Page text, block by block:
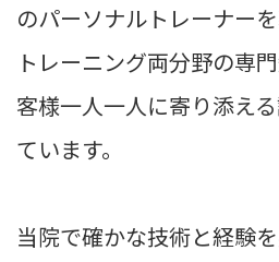
のパーソナルトレーナー
トレーニング両分野の専
客様一人一人に寄り添え
ています。
当院で確かな技術と経験